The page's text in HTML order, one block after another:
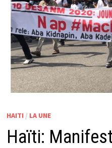
HAITI / LA UNE
Haïti: